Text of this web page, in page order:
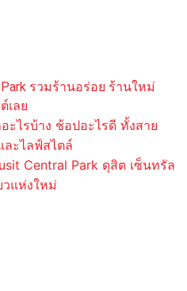
รวมร้านอร่อย ร้านใหม่
เลย
ะไรบ้าง ช้อปอะไรดี ทั้งสาย
ะไลฟ์สไตล์
Central Park ดุสิต เซ็นทรัล
แห่งใหม่